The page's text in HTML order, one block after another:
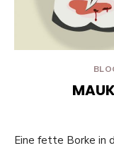
Eine fette Borke in